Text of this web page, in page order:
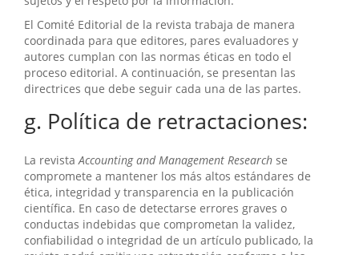
El Comité Editorial de la revista trabaja de manera
coordinada para que editores, pares evaluadores y
autores cumplan con las normas éticas en todo el
proceso editorial. A continuación, se presentan las
directrices que debe seguir cada una de las partes.
g. Política de retractaciones:
La revistaAccounting and Management Research se
compromete a mantener los más altos estándares de
ética, integridad y transparencia en la publicación
científica. En caso de detectarse errores graves o
conductas indebidas que comprometan la validez,
confiabilidad o integridad de un artículo publicado, la